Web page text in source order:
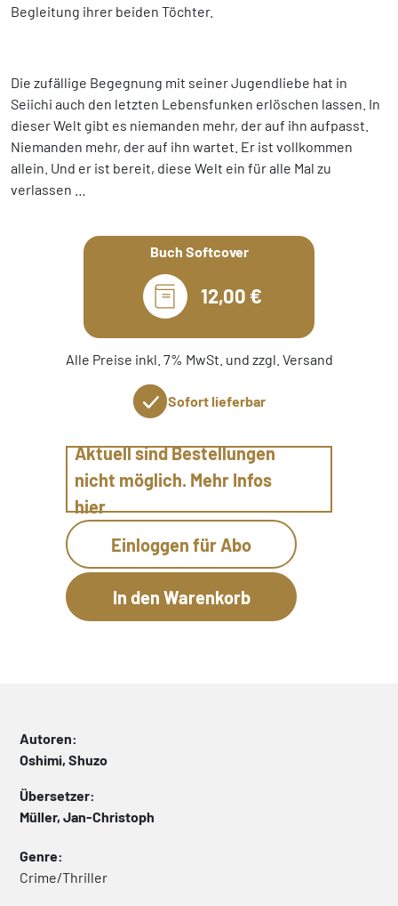
Begleitung ihrer beiden Töchter.
Die zufällige Begegnung mit seiner Jugendliebe hat in
Seiichi auch den letzten Lebensfunken erlöschen lassen. In
dieser Welt gibt es niemanden mehr, der auf ihn aufpasst.
Niemanden mehr, der auf ihn wartet. Er ist vollkommen
allein. Und er ist bereit, diese Welt ein für alle Mal zu
verlassen …
Buch Softcover
12,00 €
Alle Preise inkl. 7% MwSt. und zzgl. Versand
Sofort lieferbar
Aktuell sind Bestellungen
nicht möglich. Mehr Infos
hier
Einloggen für Abo
Autoren:
Oshimi, Shuzo
Übersetzer:
Müller, Jan-Christoph
Genre:
Crime/Thriller